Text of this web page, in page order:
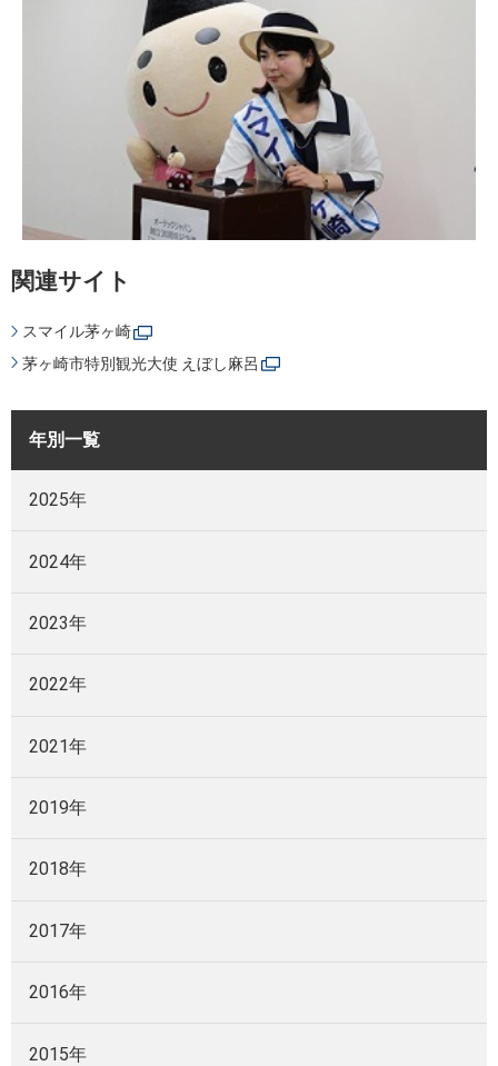
関連サイト
スマイル茅ヶ崎
茅ヶ崎市特別観光大使 えぼし麻呂
年別一覧
2025年
2024年
2023年
2022年
2021年
2019年
2018年
2017年
2016年
2015年